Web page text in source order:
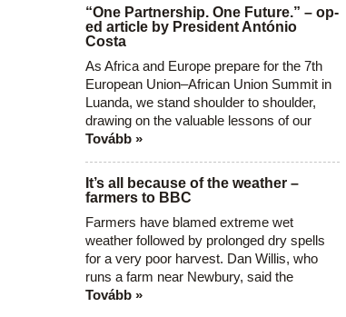
“One Partnership. One Future.” – op-
ed article by President António
Costa
As Africa and Europe prepare for the 7th
European Union–African Union Summit in
Luanda, we stand shoulder to shoulder,
drawing on the valuable lessons of our
Tovább »
It’s all because of the weather –
farmers to BBC
Farmers have blamed extreme wet
weather followed by prolonged dry spells
for a very poor harvest. Dan Willis, who
runs a farm near Newbury, said the
Tovább »